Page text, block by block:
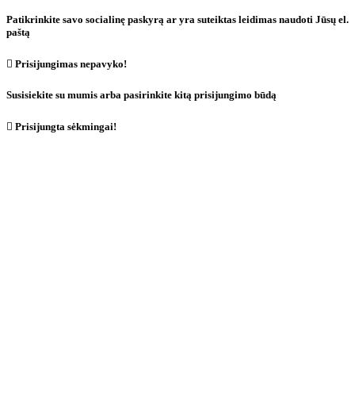
Patikrinkite savo socialinę paskyrą ar yra suteiktas leidimas naudoti Jūsų el.
paštą
 Prisijungimas nepavyko!
Susisiekite su mumis arba pasirinkite kitą prisijungimo būdą
 Prisijungta sėkmingai!